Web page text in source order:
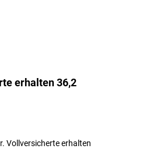
erhalten 36,2
Vollversicherte erhalten